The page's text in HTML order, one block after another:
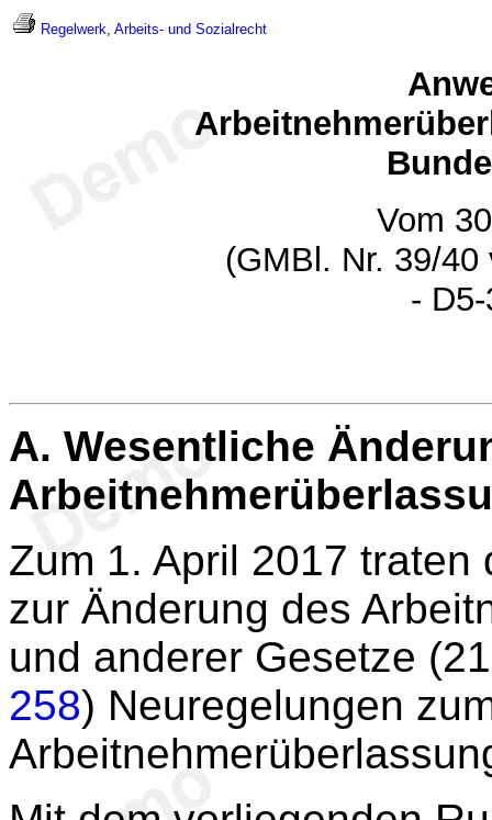
Regelwerk, Arbeits- und Sozialrecht
Vom
(GMBl. Nr. 39/
-
A. Wesentliche
Zum 1. April 2017
zur Änderung des
und anderer Gesetze
258) Neuregelungen